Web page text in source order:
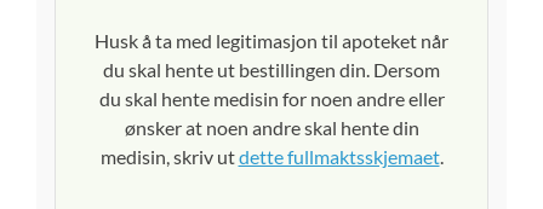
Husk å ta med legitimasjon til apoteket når
du skal hente ut bestillingen din. Dersom
du skal hente medisin for noen andre eller
ønsker at noen andre skal hente din
medisin, skriv utdette fullmaktsskjemaet.